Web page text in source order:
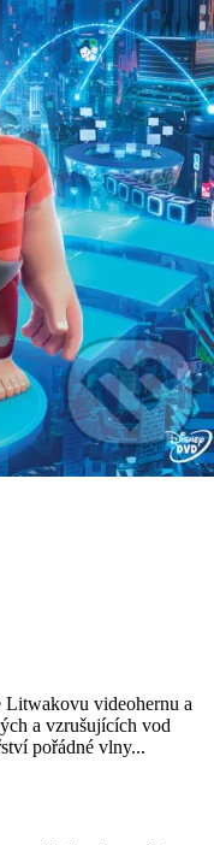
Litwakovu videohernu a
a vzrušujících vod
pořádné vlny...